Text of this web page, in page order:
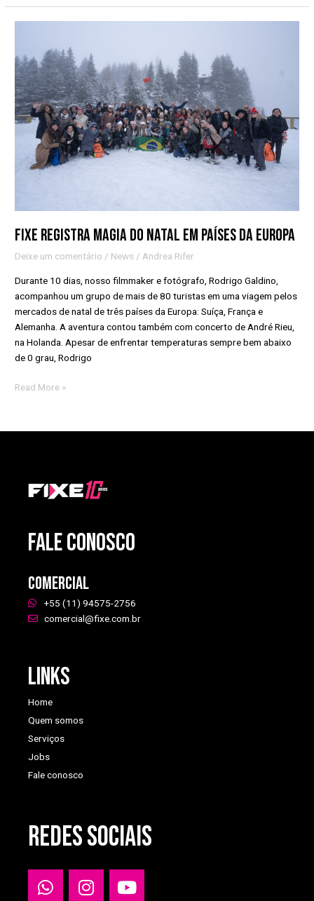
Fixe registra magia do natal em países da Europa
Deixe um comentário / News / Andrea Rifer
Durante 10 dias, nosso filmmaker e fotógrafo, Rodrigo Galdino,
acompanhou um grupo de mais de 80 turistas em uma viagem pelos
mercados de natal de três países da Europa: Suíça, França e
Alemanha. A aventura contou também com concerto de André Rieu,
na Holanda. Apesar de enfrentar temperaturas sempre bem abaixo
de 0 grau, Rodrigo
magia
do
natal
em
países
Europa
Read More »
FALE CONOSCO
Comercial
+55 (11) 94575-2756
comercial@fixe.com.br
Links
Home
Quem somos
Serviços
Jobs
Fale conosco
REDES SOCIAIS
W
h
I
n
Y
o